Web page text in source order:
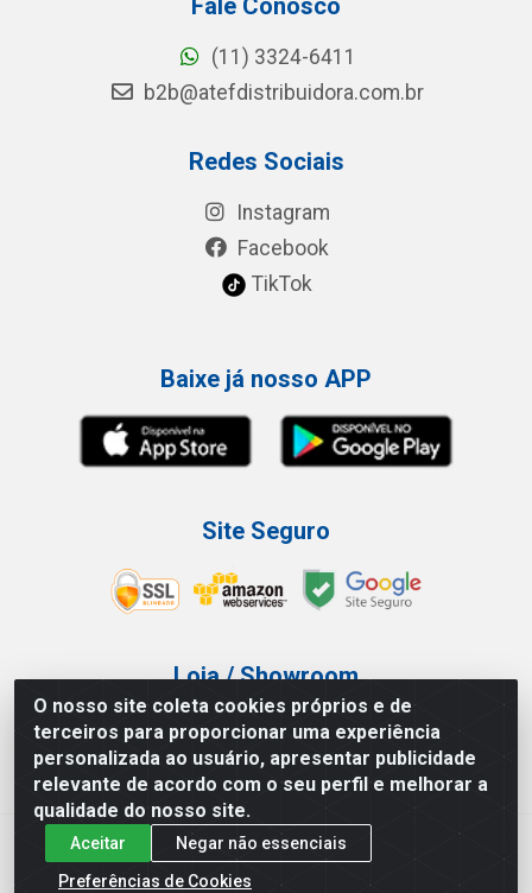
O nosso site coleta cookies próprios e de
terceiros para proporcionar uma experiência
personalizada ao usuário, apresentar publicidade
relevante de acordo com o seu perfil e melhorar a
qualidade do nosso site.
Aceitar
Negar não essenciais
Preferências de Cookies
(11) 3324-6411
b2b@atefdistribuidora.com.br
Redes Sociais
Instagram
Facebook
TikTok
Baixe já nosso APP
Site Seguro
Loja / Showroom
Tel.: (11) 3227-0546
Av Vautier, 587/597 - Pari - São Paulo/SP
Atef Distribuidora LTDA - Av. Vautier, 585/597 - Pari - São
Paulo/SP - CEP 03.032-000 - CNPJ 27.717.135/0001-29